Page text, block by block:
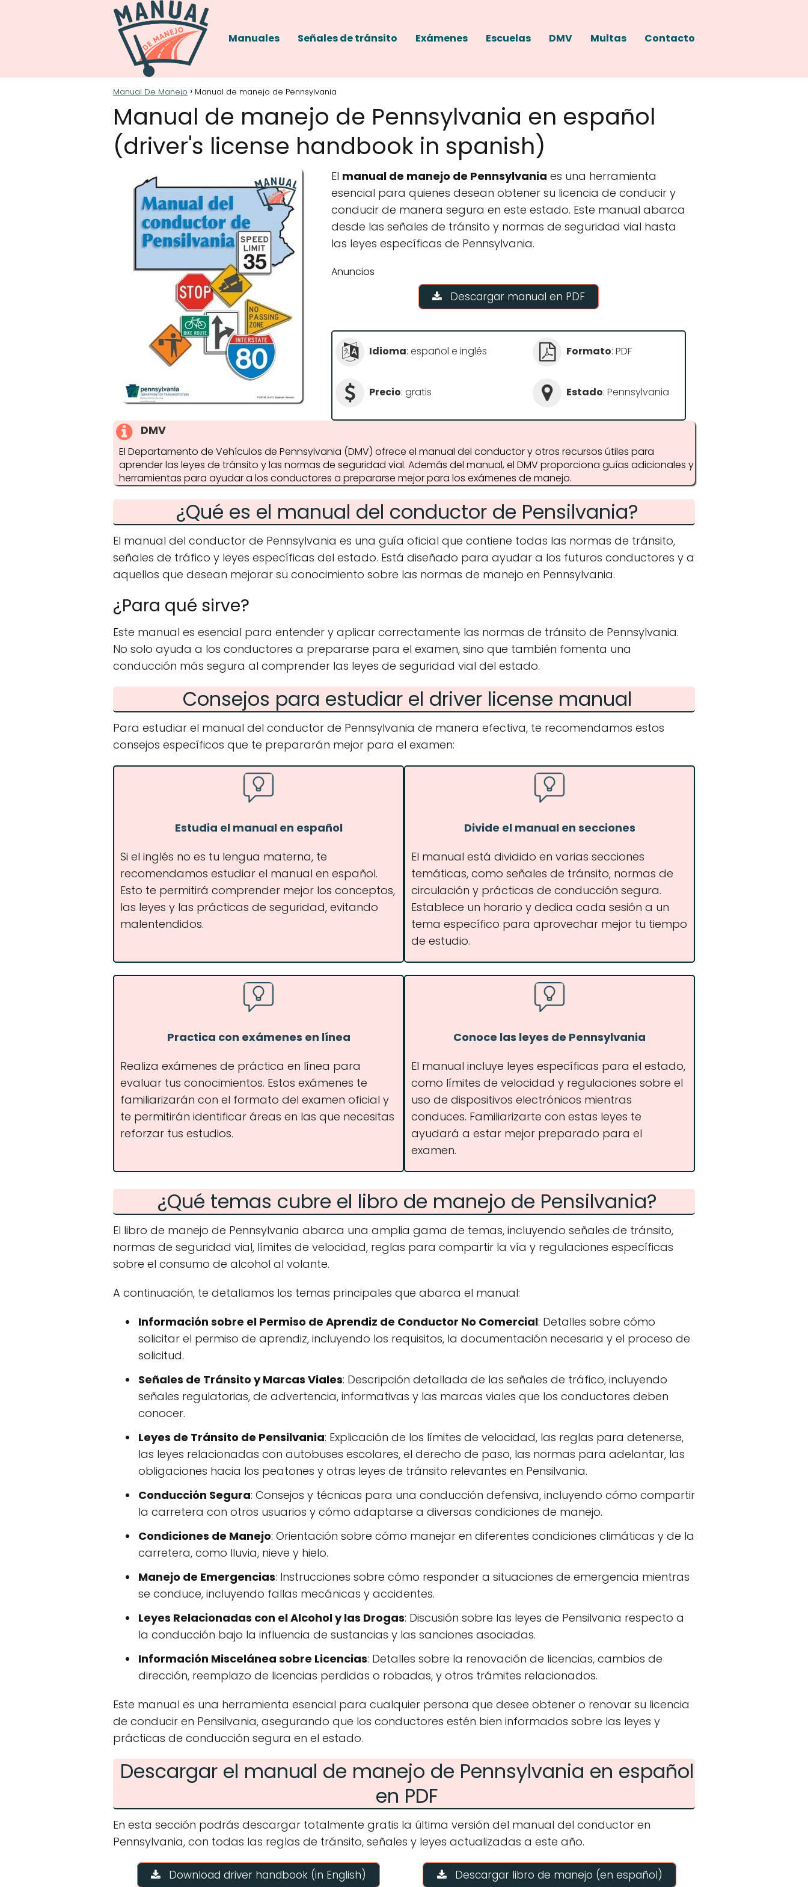
Manuales Señales de tránsito Exámenes Escuelas DMV Multas Contacto
Manual De Manejo Manual de manejo de Pennsylvania
Manual de manejo de Pennsylvania en español
(driver's license handbook in spanish)
El manual de manejo de Pennsylvania es una herramienta
esencial para quienes desean obtener su licencia de conducir y
conducir de manera segura en este estado. Este manual abarca
desde las señales de tránsito y normas de seguridad vial hasta
las leyes específicas de Pennsylvania.
Anuncios
Descargar manual en PDF
Idioma: español e inglés Formato: PDF
Precio: gratis Estado: Pennsylvania
DMV
El Departamento de Vehículos de Pennsylvania (DMV) ofrece el manual del conductor y otros recursos útiles para
aprender las leyes de tránsito y las normas de seguridad vial. Además del manual, el DMV proporciona guías adicionales y
herramientas para ayudar a los conductores a prepararse mejor para los exámenes de manejo.
¿Qué es el manual del conductor de Pensilvania?
El manual del conductor de Pennsylvania es una guía oficial que contiene todas las normas de tránsito,
señales de tráfico y leyes específicas del estado. Está diseñado para ayudar a los futuros conductores y a
aquellos que desean mejorar su conocimiento sobre las normas de manejo en Pennsylvania.
¿Para qué sirve?
Este manual es esencial para entender y aplicar correctamente las normas de tránsito de Pennsylvania.
No solo ayuda a los conductores a prepararse para el examen, sino que también fomenta una
conducción más segura al comprender las leyes de seguridad vial del estado.
Consejos para estudiar el driver license manual
Para estudiar el manual del conductor de Pennsylvania de manera efectiva, te recomendamos estos
consejos específicos que te prepararán mejor para el examen:
Estudia el manual en español
Si el inglés no es tu lengua materna, te
recomendamos estudiar el manual en español.
Esto te permitirá comprender mejor los conceptos,
las leyes y las prácticas de seguridad, evitando
malentendidos.
Divide el manual en secciones
El manual está dividido en varias secciones
temáticas, como señales de tránsito, normas de
circulación y prácticas de conducción segura.
Establece un horario y dedica cada sesión a un
tema específico para aprovechar mejor tu tiempo
de estudio.
Practica con exámenes en línea
Realiza exámenes de práctica en línea para
evaluar tus conocimientos. Estos exámenes te
familiarizarán con el formato del examen oficial y
te permitirán identificar áreas en las que necesitas
reforzar tus estudios.
Conoce las leyes de Pennsylvania
El manual incluye leyes específicas para el estado,
como límites de velocidad y regulaciones sobre el
uso de dispositivos electrónicos mientras
conduces. Familiarizarte con estas leyes te
ayudará a estar mejor preparado para el
examen.
¿Qué temas cubre el libro de manejo de Pensilvania?
El libro de manejo de Pennsylvania abarca una amplia gama de temas, incluyendo señales de tránsito,
normas de seguridad vial, límites de velocidad, reglas para compartir la vía y regulaciones específicas
sobre el consumo de alcohol al volante.
A continuación, te detallamos los temas principales que abarca el manual:
Información sobre el Permiso de Aprendiz de Conductor No Comercial: Detalles sobre cómo
solicitar el permiso de aprendiz, incluyendo los requisitos, la documentación necesaria y el proceso de
solicitud.
Señales de Tránsito y Marcas Viales: Descripción detallada de las señales de tráfico, incluyendo
señales regulatorias, de advertencia, informativas y las marcas viales que los conductores deben
conocer.
Leyes de Tránsito de Pensilvania: Explicación de los límites de velocidad, las reglas para detenerse,
las leyes relacionadas con autobuses escolares, el derecho de paso, las normas para adelantar, las
obligaciones hacia los peatones y otras leyes de tránsito relevantes en Pensilvania.
Conducción Segura: Consejos y técnicas para una conducción defensiva, incluyendo cómo compartir
la carretera con otros usuarios y cómo adaptarse a diversas condiciones de manejo.
Condiciones de Manejo: Orientación sobre cómo manejar en diferentes condiciones climáticas y de la
carretera, como lluvia, nieve y hielo.
Manejo de Emergencias: Instrucciones sobre cómo responder a situaciones de emergencia mientras
se conduce, incluyendo fallas mecánicas y accidentes.
Leyes Relacionadas con el Alcohol y las Drogas: Discusión sobre las leyes de Pensilvania respecto a
la conducción bajo la influencia de sustancias y las sanciones asociadas.
Información Miscelánea sobre Licencias: Detalles sobre la renovación de licencias, cambios de
dirección, reemplazo de licencias perdidas o robadas, y otros trámites relacionados.
Este manual es una herramienta esencial para cualquier persona que desee obtener o renovar su licencia
de conducir en Pensilvania, asegurando que los conductores estén bien informados sobre las leyes y
prácticas de conducción segura en el estado.
Descargar el manual de manejo de Pennsylvania en español
en PDF
En esta sección podrás descargar totalmente gratis la última versión del manual del conductor en
Pennsylvania, con todas las reglas de tránsito, señales y leyes actualizadas a este año.
Download driver handbook (in English) Descargar libro de manejo (en español)